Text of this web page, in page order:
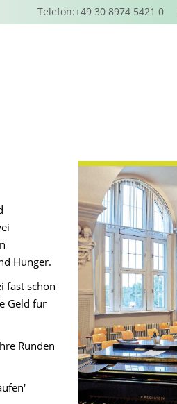
Telefon:+49 30 8974 5421 0
Hunger.
fast schon
Geld für
Runden